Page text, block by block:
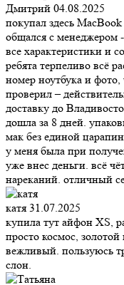
Дмитрий 04.08.2025
покупал здесь
общался с менеджером
все характеристики и
ребята терпеливо всё
номер ноутбука и
проверил –
доставку до
дошла за 8 дней.
мак без единой
у меня была при
уже внес деньги. всё
нареканий. отличный
катя 31.07.2025
купила тут айфон XS,
просто космос,
вежливый. пользуюсь
слон.